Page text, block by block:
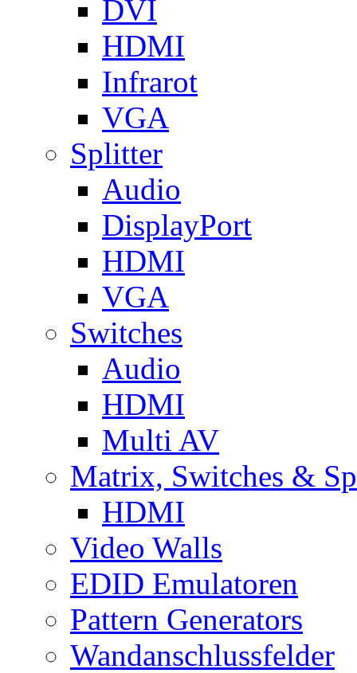
DVI
HDMI
Infrarot
VGA
Splitter
Audio
DisplayPort
HDMI
VGA
Switches
Audio
HDMI
Multi AV
Matrix, Switches &
HDMI
Video Walls
EDID Emulatoren
Pattern Generators
Wandanschlussfelder